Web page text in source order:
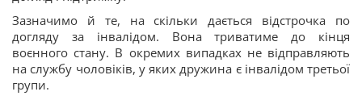
Зазначимо й те, на скільки дається відстрочка по
догляду за інвалідом. Вона триватиме до кінця
воєнного стану. В окремих випадках не відправляють
на службу чоловіків, у яких дружина є інвалідом третьої
групи.